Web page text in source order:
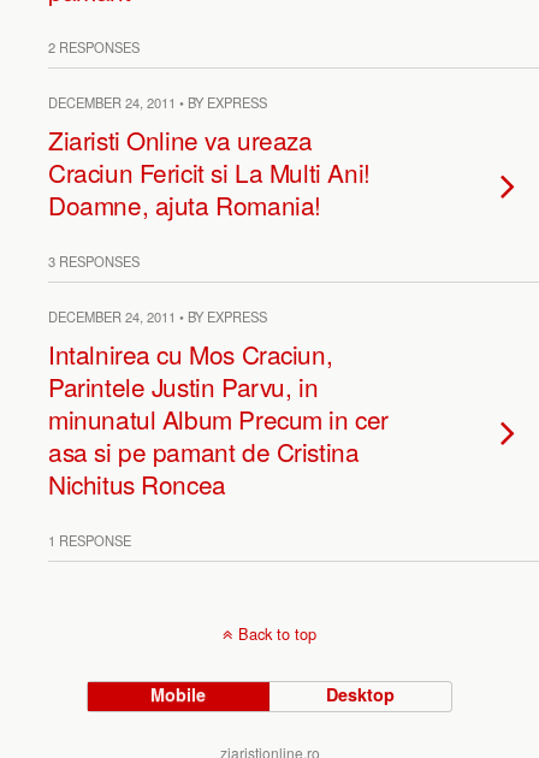
2 RESPONSES
DECEMBER 24, 2011 • BY EXPRESS
Ziaristi Online va ureaza
Craciun Fericit si La Multi Ani!
Doamne, ajuta Romania!
3 RESPONSES
DECEMBER 24, 2011 • BY EXPRESS
Intalnirea cu Mos Craciun,
Parintele Justin Parvu, in
minunatul Album Precum in cer
asa si pe pamant de Cristina
Nichitus Roncea
1 RESPONSE
Back to top
Mobile Desktop
ziaristionline.ro